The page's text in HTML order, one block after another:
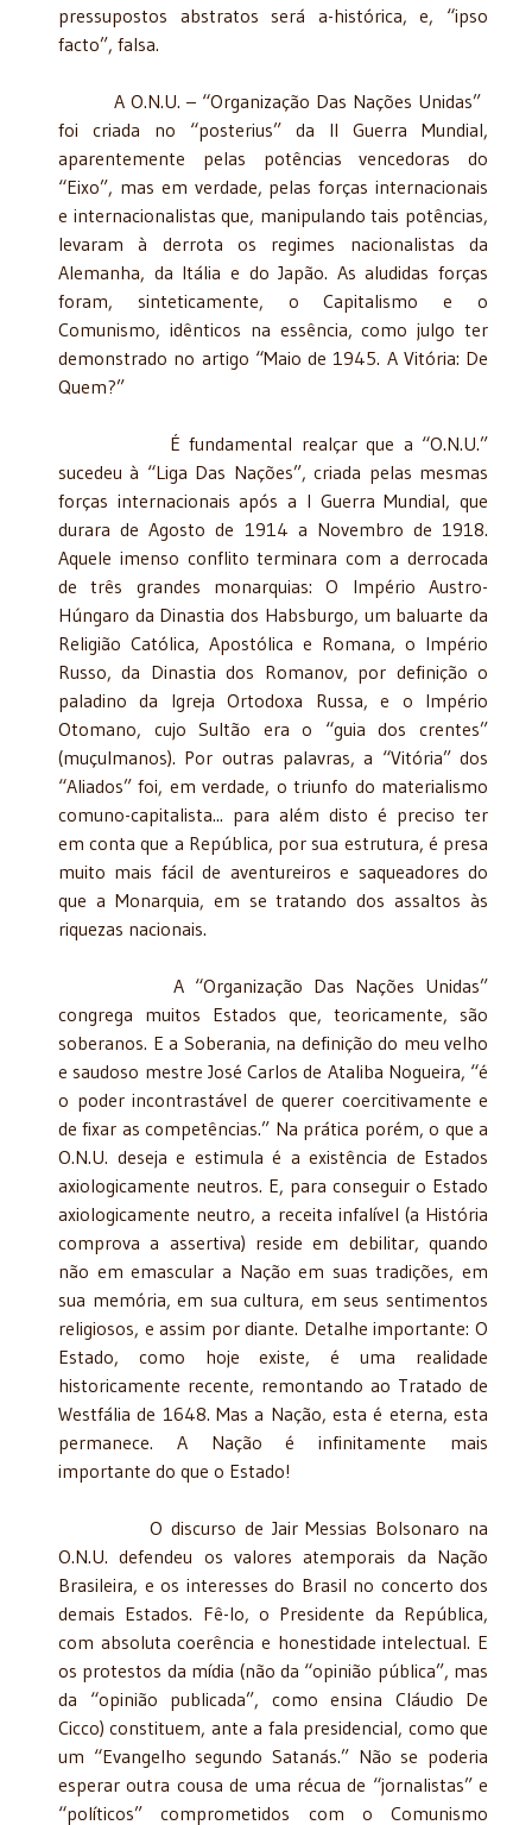
pressupostos abstratos será a-histórica, e, “ipso
facto”, falsa.
A O.N.U. – “Organização Das Nações Unidas”
foi criada no “posterius” da II Guerra Mundial,
aparentemente pelas potências vencedoras do
“Eixo”, mas em verdade, pelas forças internacionais
e internacionalistas que, manipulando tais potências,
levaram à derrota os regimes nacionalistas da
Alemanha, da Itália e do Japão. As aludidas forças
foram, sinteticamente, o Capitalismo e o
Comunismo, idênticos na essência, como julgo ter
demonstrado no artigo “Maio de 1945. A Vitória: De
Quem?”
É fundamental realçar que a “O.N.U.”
sucedeu à “Liga Das Nações”, criada pelas mesmas
forças internacionais após a I Guerra Mundial, que
durara de Agosto de 1914 a Novembro de 1918.
Aquele imenso conflito terminara com a derrocada
de três grandes monarquias: O Império Austro-
Húngaro da Dinastia dos Habsburgo, um baluarte da
Religião Católica, Apostólica e Romana, o Império
Russo, da Dinastia dos Romanov, por definição o
paladino da Igreja Ortodoxa Russa, e o Império
Otomano, cujo Sultão era o “guia dos crentes”
(muçulmanos). Por outras palavras, a “Vitória” dos
“Aliados” foi, em verdade, o triunfo do materialismo
comuno-capitalista... para além disto é preciso ter
em conta que a República, por sua estrutura, é presa
muito mais fácil de aventureiros e saqueadores do
que a Monarquia, em se tratando dos assaltos às
riquezas nacionais.
A “Organização Das Nações Unidas”
congrega muitos Estados que, teoricamente, são
soberanos. E a Soberania, na definição do meu velho
e saudoso mestre José Carlos de Ataliba Nogueira, “é
o poder incontrastável de querer coercitivamente e
de fixar as competências.” Na prática porém, o que a
O.N.U. deseja e estimula é a existência de Estados
axiologicamente neutros. E, para conseguir o Estado
axiologicamente neutro, a receita infalível (a História
comprova a assertiva) reside em debilitar, quando
não em emascular a Nação em suas tradições, em
sua memória, em sua cultura, em seus sentimentos
religiosos, e assim por diante. Detalhe importante: O
Estado, como hoje existe, é uma realidade
historicamente recente, remontando ao Tratado de
Westfália de 1648. Mas a Nação, esta é eterna, esta
permanece. A Nação é infinitamente mais
importante do que o Estado!
O discurso de Jair Messias Bolsonaro na
O.N.U. defendeu os valores atemporais da Nação
Brasileira, e os interesses do Brasil no concerto dos
demais Estados. Fê-lo, o Presidente da República,
com absoluta coerência e honestidade intelectual. E
os protestos da mídia (não da “opinião pública”, mas
da “opinião publicada”, como ensina Cláudio De
Cicco) constituem, ante a fala presidencial, como que
um “Evangelho segundo Satanás.” Não se poderia
esperar outra cousa de uma récua de “jornalistas” e
“políticos” comprometidos com o Comunismo